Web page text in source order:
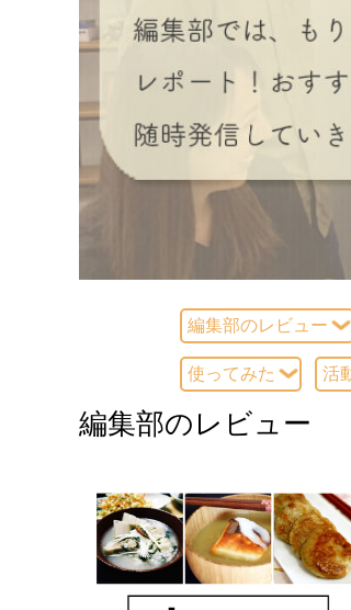
編集部のレビュー
使ってみた 活
編集部のレビュー